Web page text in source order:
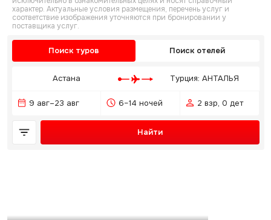
характер. Актуальные условия размещения, перечень услуг и
соответствие изображения уточняются при бронировании у
поставщика услуг.
Поиск туров Поиск отелей
Астана Турция: АНТАЛЬЯ
9 авг–23 авг 6–14 ночей 2 взр, 0 дет
Найти